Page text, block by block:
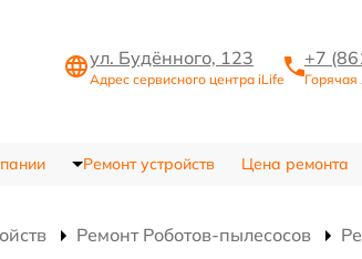
ул. Будённого, 123
Адрес сервисного центра iLife
+7
Горячая
Ремонт устройств Цена ремонта
Ремонт Роботов-пылесосов